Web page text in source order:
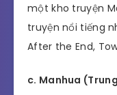
một kho truyện
truyện nổi tiếng
After the End,
c. Manhua